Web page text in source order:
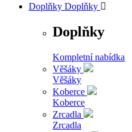
Doplňky Doplňky 
Doplňky
Kompletní nabídka
Věšáky
Věšáky
Koberce
Koberce
Zrcadla
Zrcadla